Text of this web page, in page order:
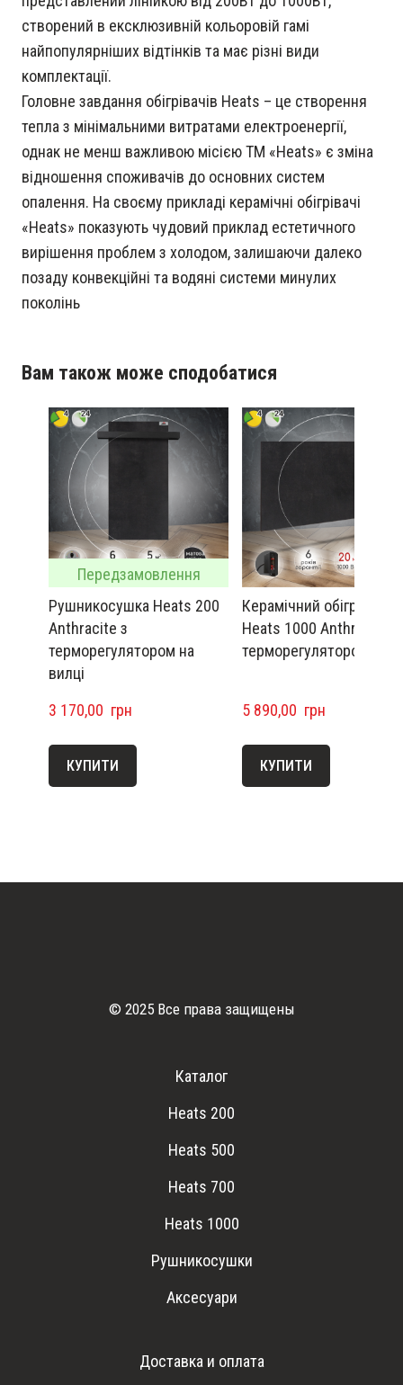
створений в ексклюзивній кольоровій гамі
найпопулярніших відтінків та має різні види
комплектації.
Головне завдання обігрівачів Heats – це створення
тепла з мінімальними витратами електроенергії,
однак не менш важливою місією ТМ «Heats» є зміна
відношення споживачів до основних систем
опалення. На своєму прикладі керамічні обігрівачі
«Heats» показують чудовий приклад естетичного
вирішення проблем з холодом, залишаючи далеко
позаду конвекційні та водяні системи минулих
поколінь
Вам також може сподобатися
Передзамовлення
Рушникосушка Heats 200
Anthracite з
терморегулятором на
вилці
3 170,00  грн
КУПИТИ
Керамічний обігрівач
Heats 1000 Anthracite з
терморегулятором
5 890,00  грн
КУПИТИ
© 2025 Все права защищены
Каталог
Heats 200
Heats 500
Heats 700
Heats 1000
Рушникосушки
Аксесуари
Доставка и оплата